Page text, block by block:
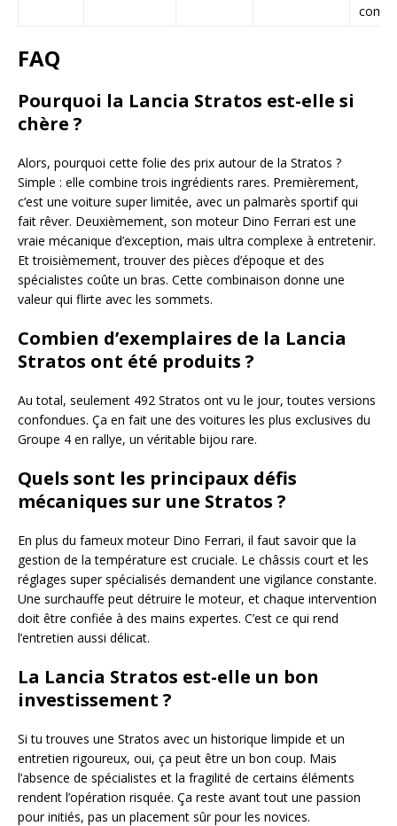
FAQ
Pourquoi la Lancia Stratos est-elle si
chère ?
Alors, pourquoi cette folie des prix autour de la Stratos ?
Simple : elle combine trois ingrédients rares. Premièrement,
c’est une voiture super limitée, avec un palmarès sportif qui
fait rêver. Deuxièmement, son moteur Dino Ferrari est une
vraie mécanique d’exception, mais ultra complexe à entretenir.
Et troisièmement, trouver des pièces d’époque et des
spécialistes coûte un bras. Cette combinaison donne une
valeur qui flirte avec les sommets.
Combien d’exemplaires de la Lancia
Stratos ont été produits ?
Au total, seulement 492 Stratos ont vu le jour, toutes versions
confondues. Ça en fait une des voitures les plus exclusives du
Groupe 4 en rallye, un véritable bijou rare.
Quels sont les principaux défis
mécaniques sur une Stratos ?
En plus du fameux moteur Dino Ferrari, il faut savoir que la
gestion de la température est cruciale. Le châssis court et les
réglages super spécialisés demandent une vigilance constante.
Une surchauffe peut détruire le moteur, et chaque intervention
doit être confiée à des mains expertes. C’est ce qui rend
l’entretien aussi délicat.
La Lancia Stratos est-elle un bon
investissement ?
Si tu trouves une Stratos avec un historique limpide et un
entretien rigoureux, oui, ça peut être un bon coup. Mais
l’absence de spécialistes et la fragilité de certains éléments
rendent l’opération risquée. Ça reste avant tout une passion
pour initiés, pas un placement sûr pour les novices.